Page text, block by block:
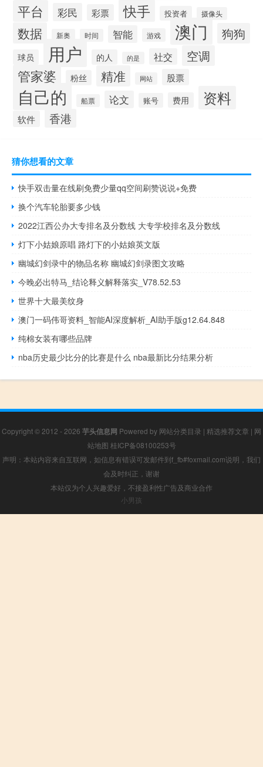
平台 彩民 彩票 快手 投资者 摄像头
数据 新奥 时间 智能 游戏 澳门 狗狗
球员 用户 的人 的是 社交 空调
管家婆 粉丝 精准 网站 股票
自己的 船票 论文 账号 费用 资料
软件 香港
猜你想看的文章
快手双击量在线刷免费少量qq空间刷赞说说+免费
换个汽车轮胎要多少钱
2022江西公办大专排名及分数线 大专学校排名及分数线
灯下小姑娘原唱 路灯下的小姑娘英文版
幽城幻剑录中的物品名称 幽城幻剑录图文攻略
今晚必出特马_结论释义解释落实_V78.52.53
世界十大最美纹身
澳门一码伟哥资料_智能AI深度解析_AI助手版g12.64.848
纯棉女装有哪些品牌
nba历史最少比分的比赛是什么 nba最新比分结果分析
Copyright © 2012 - 2026 芋头信息网 Powered by 网站分类目录 | 精选推荐文章 | 网
站地图 桂ICP备08100253号
声明：本站内容来自互联网，如信息有错误可发邮件到f_fb#foxmail.com说明，我们
会及时纠正，谢谢
本站仅为个人兴趣爱好，不接盈利性广告及商业合作
小男孩